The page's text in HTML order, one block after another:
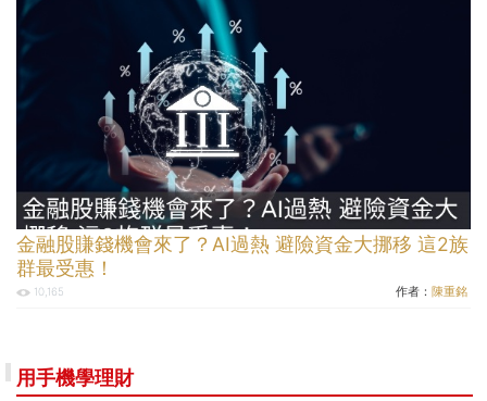
金融股賺錢機會來了？AI過熱 避險資金大挪移 這2族
群最受惠！
10,165 作者： 陳重銘
用手機學理財